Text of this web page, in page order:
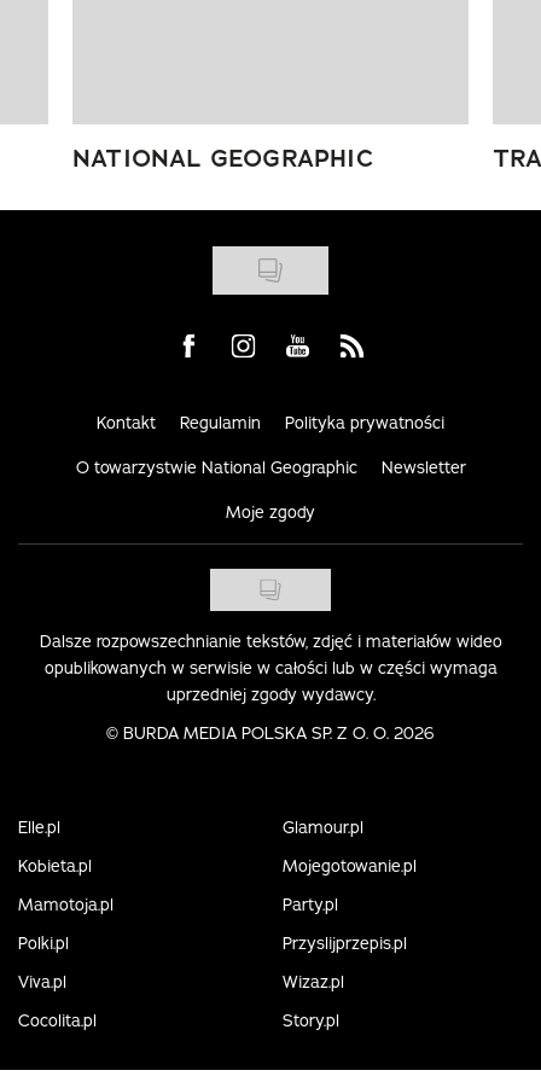
NATIONAL GEOGRAPHIC
Visit us on Facebook
Visit us on Instagram
Visit us on Youtube
Visit us on Rss
Kontakt Regulamin Polityka prywatności
O towarzystwie National Geographic Newsletter
Moje zgody
Dalsze rozpowszechnianie tekstów, zdjęć i materiałów wideo
opublikowanych w serwisie w całości lub w części wymaga
uprzedniej zgody wydawcy.
© BURDA MEDIA POLSKA SP. Z O. O. 2026
Elle.pl
Glamour.pl
Kobieta.pl
Mojegotowanie.pl
Mamotoja.pl
Party.pl
Polki.pl
Przyslijprzepis.pl
Viva.pl
Wizaz.pl
Cocolita.pl
Story.pl